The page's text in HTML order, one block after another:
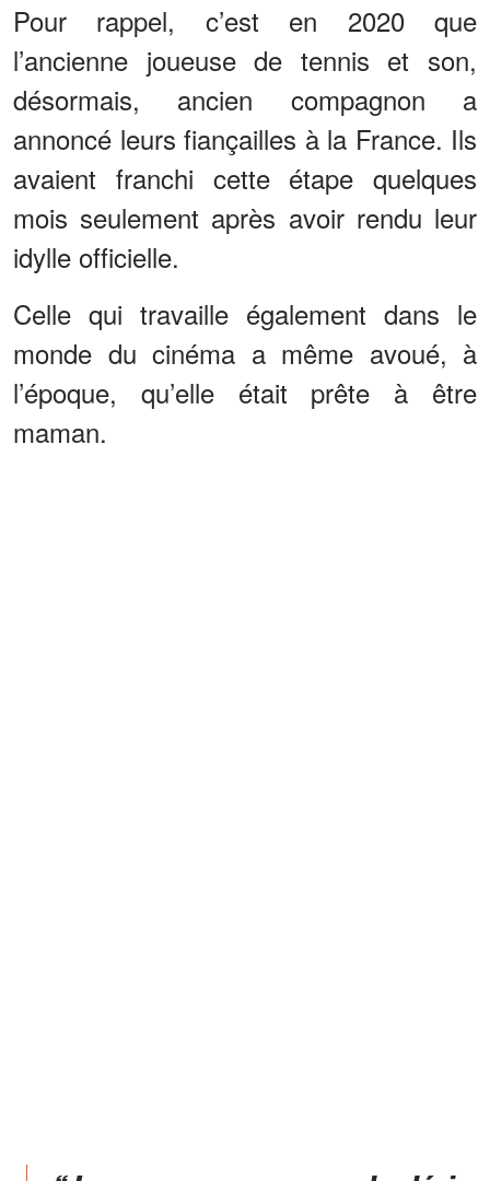
Pour rappel, c’est en 2020 que
l’ancienne joueuse de tennis et son,
désormais, ancien compagnon a
annoncé leurs fiançailles à la France. Ils
avaient franchi cette étape quelques
mois seulement après avoir rendu leur
idylle officielle.
Celle qui travaille également dans le
monde du cinéma a même avoué, à
l’époque, qu’elle était prête à être
maman.